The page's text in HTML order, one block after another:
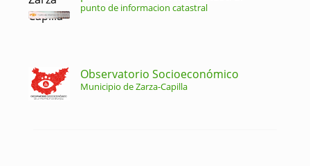
punto de informacion catastral
Observatorio Socioeconómico
Municipio de Zarza-Capilla